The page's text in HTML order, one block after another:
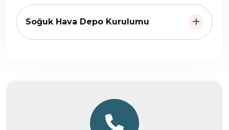
Soğuk Hava Depo Kurulumu